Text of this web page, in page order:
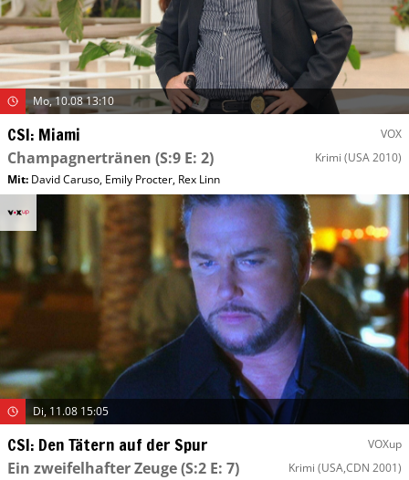
Mo, 10.08 13:10
CSI: Miami VOX
Champagnertränen (S:9 E: 2) Krimi (USA 2010)
Mit: David Caruso, Emily Procter, Rex Linn
Di, 11.08 15:05
CSI: Den Tätern auf der Spur VOXup
Ein zweifelhafter Zeuge(S:2 E: 7) Krimi (USA,CDN 2001)